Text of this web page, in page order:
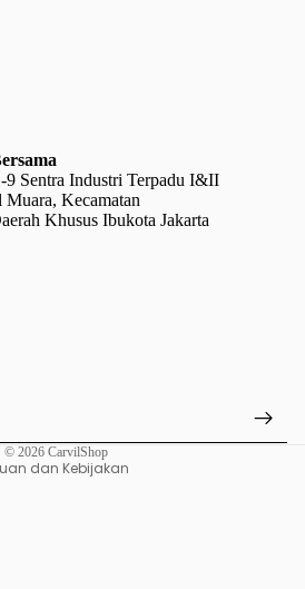
9 Sentra Industri Terpadu I&II
Kecamatan
Khusus Ibukota Jakarta
© 2026 CarvilShop
dan Kebijakan